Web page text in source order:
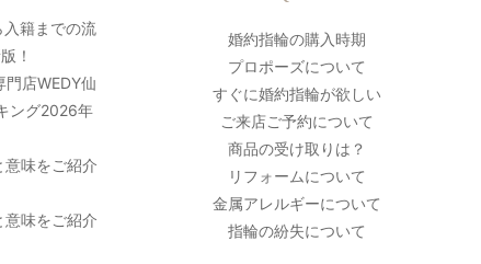
籍までの流
！
店WEDY仙
ング2026年
味をご紹介
味をご紹介
婚約指輪の購入時期
プロポーズについて
すぐに婚約指輪が欲しい
ご来店ご予約について
商品の受け取りは？
リフォームについて
金属アレルギーについて
指輪の紛失について